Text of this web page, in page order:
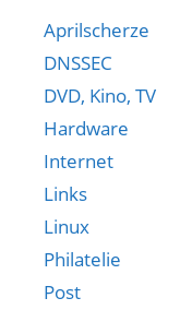
Aprilscherze
DNSSEC
DVD, Kino, TV
Hardware
Internet
Links
Linux
Philatelie
Post